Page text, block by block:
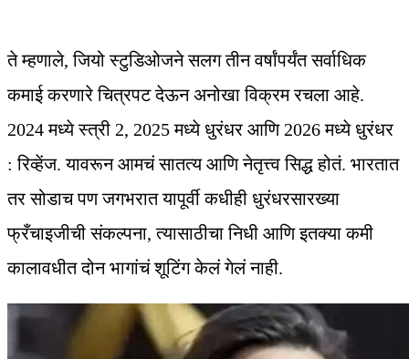
ते म्हणाले, जियो स्टुडिओजने सलग तीन वर्षांपर्यंत सर्वाधिक
कमाई करणारे चित्रपट देऊन अनोखा विक्रम रचला आहे.
2024 मध्ये स्त्री 2, 2025 मध्ये धुरंधर आणि 2026 मध्ये धुरंधर
: रिव्हेंज. यावरून आमचं सातत्य आणि नेतृत्त्व सिद्ध होतं. भारतात
तर सोडाच पण जगभरात यापूर्वी कधीही धुरंधरसारख्या
फ्रँचाइजीची संकल्पना, त्यासाठीचा निधी आणि इतक्या कमी
कालावधीत दोन भागांचं शूटिंग केलं गेलं नाही.